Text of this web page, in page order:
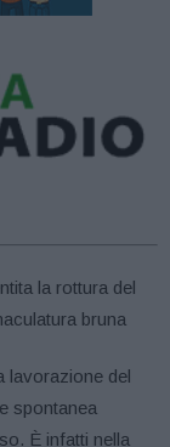
lavorazione del
spontanea
È infatti nella